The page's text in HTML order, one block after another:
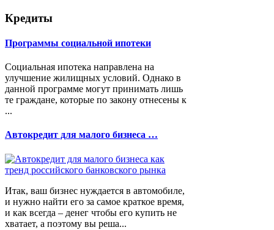
Кредиты
Программы социальной ипотеки
Социальная ипотека направлена на
улучшение жилищных условий. Однако в
данной программе могут принимать лишь
те граждане, которые по закону отнесены к
...
Автокредит для малого бизнеса …
Итак, ваш бизнес нуждается в автомобиле,
и нужно найти его за самое краткое время,
и как всегда – денег чтобы его купить не
хватает, а поэтому вы реша...